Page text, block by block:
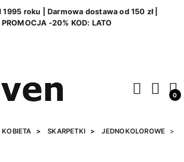
roku | Darmowa dostawa od 150 zł |
PROMOCJA -20% KOD: LATO
0
KOBIETA SKARPETKI JEDNOKOLOROWE